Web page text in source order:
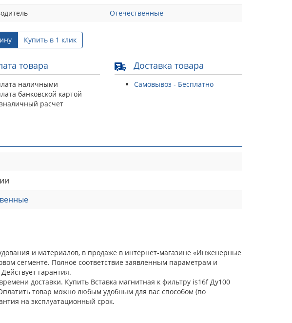
Отечественные
Купить в 1 клик
товара
наличными
банковской картой
расчет
Доставка товара
Самовывоз - Бесплатно
и материалов, в продаже в интернет-магазине «Инженерные
сегменте. Полное соответствие заявленным параметрам и
гарантия.
доставки. Купить Вставка магнитная к фильтру is16f Ду100
товар можно любым удобным для вас способом (по
на эксплуатационный срок.